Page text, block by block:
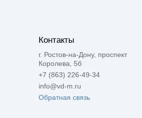
Контакты
г. Ростов-на-Дону, проспект
Королева, 5б
+7 (863) 226-49-34
info@vd-m.ru
Обратная связь